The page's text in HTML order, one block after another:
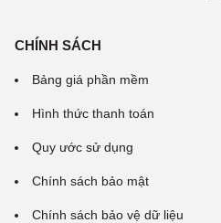
CHÍNH SÁCH
Bảng giá phần mềm
Hình thức thanh toán
Quy ước sử dụng
Chính sách bảo mật
Chính sách bảo vệ dữ liệu